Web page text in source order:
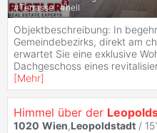
#Terrasse #hell
Objektbeschreibung: In
Gemeindebezirks, direkt am
erwartet Sie eine exklusive
Dachgeschoss eines
[Mehr]
Himmel über der
1020 Wien,Leopoldstadt /